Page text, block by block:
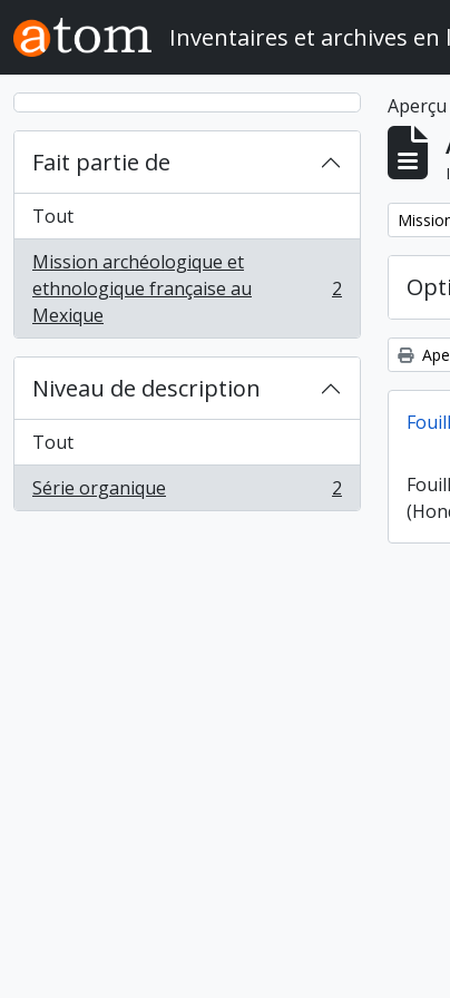
Skip to main content
Inventaires et archives en
Fait partie de
Tout
Mission archéologique et
ethnologique française au
Mexique
, 2 résultats 2
Niveau de description
Tout
Série organique
, 2 résultats 2